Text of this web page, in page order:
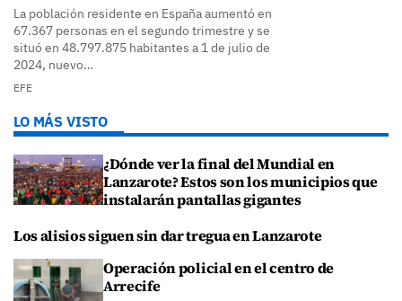
La población residente en España aumentó en
67.367 personas en el segundo trimestre y se
situó en 48.797.875 habitantes a 1 de julio de
2024, nuevo…
EFE
LO MÁS VISTO
¿Dónde ver la final del Mundial en
Lanzarote? Estos son los municipios que
instalarán pantallas gigantes
Los alisios siguen sin dar tregua en Lanzarote
Operación policial en el centro de
Arrecife